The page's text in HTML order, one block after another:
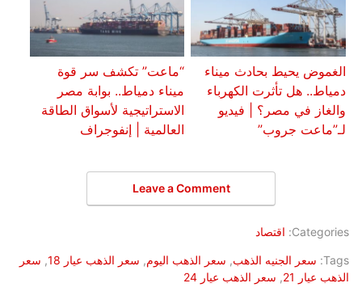
الغموض يحيط بحادث ميناء
دمياط.. هل تأثرت الكهرباء
والغاز في مصر؟ | فيديو
لـ”ماعت جروب”
“ماعت” تكشف سر قوة
ميناء دمياط.. بوابة مصر
الاستراتيجية لأسواق الطاقة
العالمية | إنفوجراف
Leave a Comment
Categories: اقتصاد
Tags: سعر الجنيه الذهب, سعر الذهب اليوم, سعر الذهب عيار 18 , سعر
الذهب عيار 21
, سعر الذهب عيار 24